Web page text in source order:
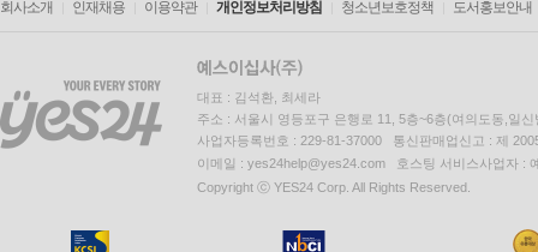
회사소개 인재채용 이용약관 개인정보처리방침 청소년보호정책 도서홍보안내
대표 : 김석환, 최세라
주소 : 서울시 영등포구 은행로 11, 5층~6층(여의도동,일신
사업자등록번호 : 229-81-37000 통신판매업신고 : 제
이메일 : yes24help@yes24.com 호스팅 서비스사업자 :
Copyright ⓒ YES24 Corp. All Rights Reserved.